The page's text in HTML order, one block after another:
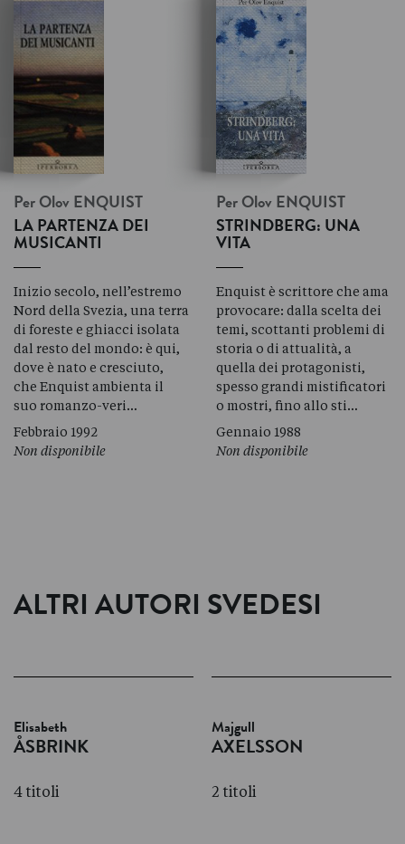
Per Olov ENQUIST
LA PARTENZA DEI
MUSICANTI
Inizio secolo, nell’estremo
Nord della Svezia, una terra
di foreste e ghiacci isolata
dal resto del mondo: è qui,
dove è nato e cresciuto,
che Enquist ambienta il
suo romanzo-veri…
Febbraio 1992
Non disponibile
Per Olov ENQUIST
STRINDBERG: UNA
VITA
Enquist è scrittore che ama
provocare: dalla scelta dei
temi, scottanti problemi di
storia o di attualità, a
quella dei protagonisti,
spesso grandi mistificatori
o mostri, fino allo sti…
Gennaio 1988
Non disponibile
ALTRI AUTORI SVEDESI
Elisabeth
ÅSBRINK
4 titoli
Majgull
AXELSSON
2 titoli